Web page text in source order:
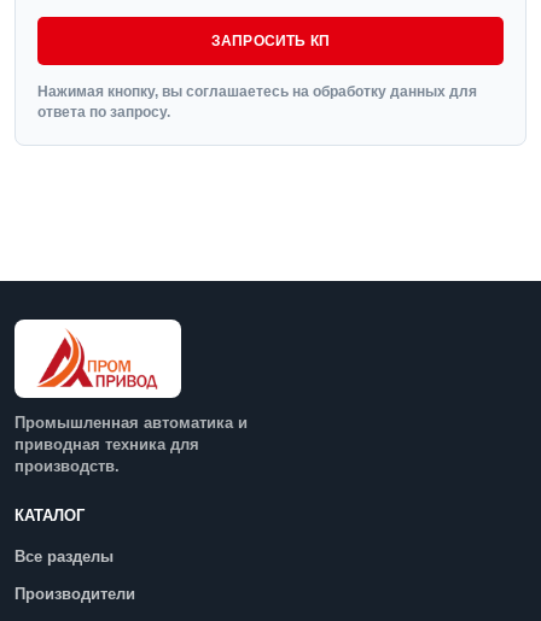
ЗАПРОСИТЬ КП
Нажимая кнопку, вы соглашаетесь на обработку данных для
ответа по запросу.
Промышленная автоматика и
приводная техника для
производств.
КАТАЛОГ
Все разделы
Производители